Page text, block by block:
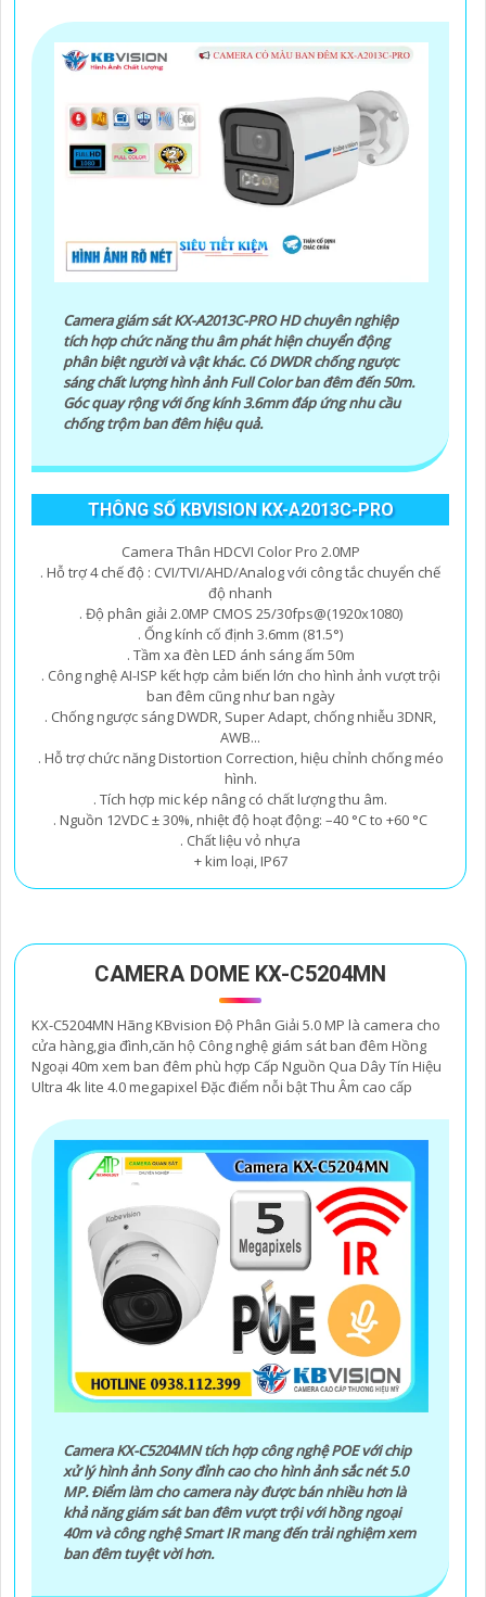
Camera giám sát KX-A2013C-PRO HD chuyên nghiệp
tích hợp chức năng thu âm phát hiện chuyển động
phân biệt người và vật khác. Có DWDR chống ngược
sáng chất lượng hình ảnh Full Color ban đêm đến 50m.
Góc quay rộng với ống kính 3.6mm đáp ứng nhu cầu
chống trộm ban đêm hiệu quả.
THÔNG SỐ KBVISION KX-A2013C-PRO
Camera Thân HDCVI Color Pro 2.0MP
. Hỗ trợ 4 chế độ : CVI/TVI/AHD/Analog với công tắc chuyển chế
độ nhanh
. Độ phân giải 2.0MP CMOS 25/30fps@(1920x1080)
. Ống kính cố định 3.6mm (81.5°)
. Tầm xa đèn LED ánh sáng ấm 50m
. Công nghệ AI-ISP kết hợp cảm biến lớn cho hình ảnh vượt trội
ban đêm cũng như ban ngày
. Chống ngược sáng DWDR, Super Adapt, chống nhiễu 3DNR,
AWB...
. Hỗ trợ chức năng Distortion Correction, hiệu chỉnh chống méo
hình.
. Tích hợp mic kép nâng có chất lượng thu âm.
. Nguồn 12VDC ± 30%, nhiệt độ hoạt động: –40 °C to +60 °C
. Chất liệu vỏ nhựa
+ kim loại, IP67
CAMERA DOME KX-C5204MN
KX-C5204MN Hãng KBvision Độ Phân Giải 5.0 MP là camera cho
cửa hàng,gia đình,căn hộ Công nghệ giám sát ban đêm Hồng
Ngoại 40m xem ban đêm phù hợp Cấp Nguồn Qua Dây Tín Hiệu
Ultra 4k lite 4.0 megapixel Đặc điểm nỗi bật Thu Âm cao cấp
Camera KX-C5204MN tích hợp công nghệ POE với chip
xử lý hình ảnh Sony đỉnh cao cho hình ảnh sắc nét 5.0
MP. Điểm làm cho camera này được bán nhiều hơn là
khả năng giám sát ban đêm vượt trội với hồng ngoại
40m và công nghệ Smart IR mang đến trải nghiệm xem
ban đêm tuyệt vời hơn.